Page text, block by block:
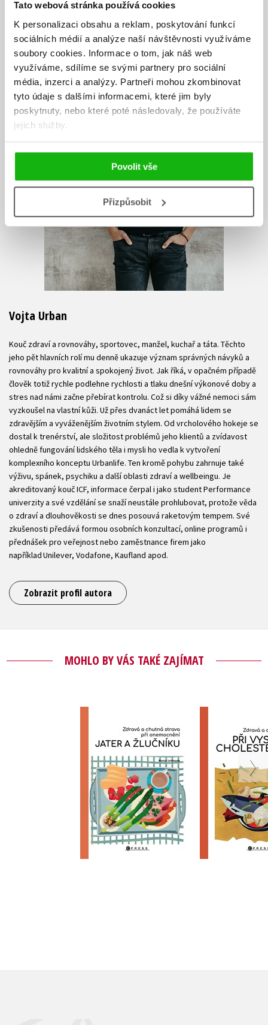
Tato webová stránka používá cookies
K personalizaci obsahu a reklam, poskytování funkcí
sociálních médií a analýze naší návštěvnosti využíváme
soubory cookies. Informace o tom, jak náš web
využíváme, sdílíme se svými partnery pro sociální
média, inzerci a analýzy. Partneři mohou zkombinovat
tyto údaje s dalšími informacemi, které jim byly
poskytnuty, nebo které poté následovaly, že používáte
jejich služby.
Povolit vše
Přizpůsobit
Vojta Urban
Kouč zdraví a rovnováhy, sportovec, manžel, kuchař a táta. Těchto
jeho pět hlavních rolí mu denně ukazuje význam správných návyků a
rovnováhy pro kvalitní a spokojený život. Jak říká, v opačném případě
člověk totiž rychle podlehne rychlosti a tlaku dnešní výkonové doby a
stres nad námi začne přebírat kontrolu. Což si díky vážné nemoci sám
vyzkoušel na vlastní kůži. Už přes dvanáct let pomáhá lidem se
zdravějším a vyváženějším životním stylem. Od vrcholového hokeje se
dostal k trenérství, ale složitost problémů jeho klientů a zvídavost
ohledně fungování lidského těla i mysli ho vedla k vytvoření
komplexního konceptu Urbanlife. Ten kromě pohybu zahrnuje také
výživu, spánek, psychiku a další oblasti zdraví a wellbeingu. Je
akreditovaný kouč ICF, informace čerpal i jako student Performance
univerzity a své vzdělání se snaží neustále prohlubovat, protože věda
o zdraví a dlouhověkosti se dnes posouvá raketovým tempem. Své
zkušenosti předává formou osobních konzultací, online programů i
přednášek pro veřejnost nebo zaměstnance firem jako
například Unilever, Vodafone, Kaufland apod.
Zobrazit profil autora
MOHLO BY VÁS TAKÉ ZAJÍMAT
strava při
onemocnění jater a
žlučníku
Sven-David Müller
Maria Lohmann
Do košíku
strava při
Sonja
Do